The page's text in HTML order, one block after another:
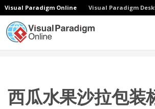
Visual Paradigm Online Visual Paradigm
西瓜水果沙拉包装